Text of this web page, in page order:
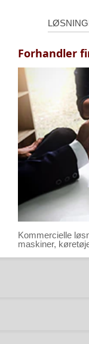
Forhandler
Kommercielle
maskiner,